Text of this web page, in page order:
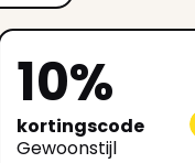
10%
kortingscode
Gewoonstijl